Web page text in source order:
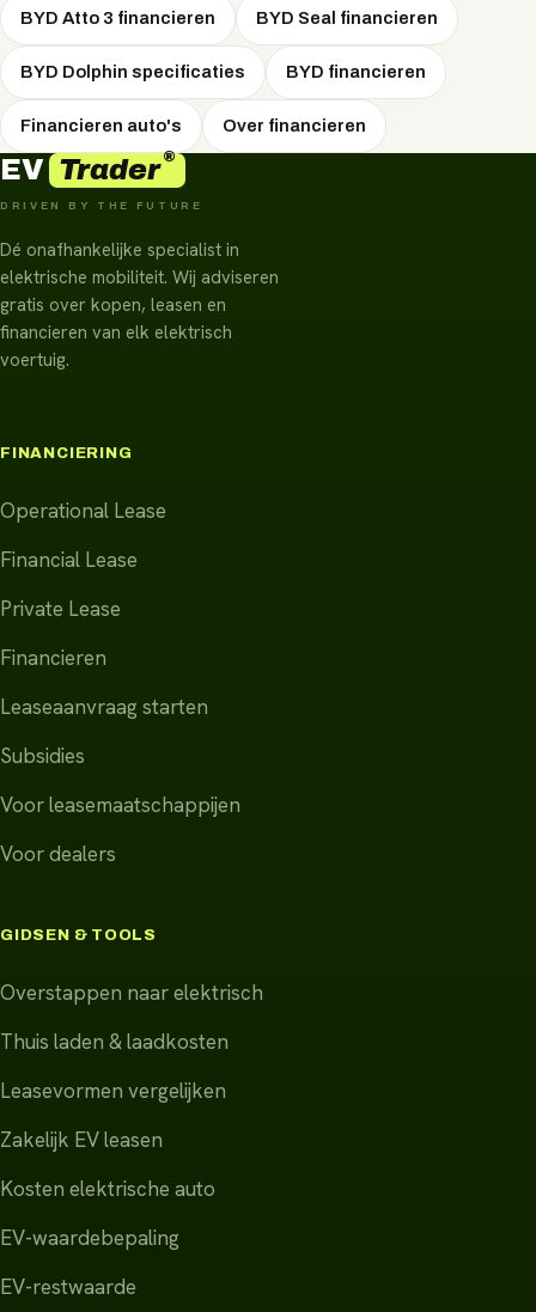
BYD Atto 3 financieren BYD Seal financieren
BYD Dolphin specificaties BYD financieren
Financieren auto's Over financieren
EV Trader®
DRIVEN BY THE FUTURE
Dé onafhankelijke specialist in
elektrische mobiliteit. Wij adviseren
gratis over kopen, leasen en
financieren van elk elektrisch
voertuig.
FINANCIERING
Operational Lease
Financial Lease
Private Lease
Financieren
Leaseaanvraag starten
Subsidies
Voor leasemaatschappijen
Voor dealers
GIDSEN & TOOLS
Overstappen naar elektrisch
Thuis laden & laadkosten
Leasevormen vergelijken
Zakelijk EV leasen
Kosten elektrische auto
EV-waardebepaling
EV-restwaarde